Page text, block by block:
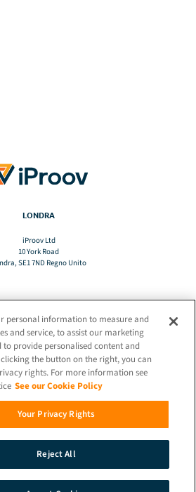
LONDRA
iProov Ltd
10 York Road
SE1 7ND Regno Unito
TRADURRE
CONNESSI!
personal information to measure and
and service, to assist our marketing
provide personalised content and
the button on the right, you can
rights. For more information see
See our Cookie Policy
Your Privacy Rights
Reject All